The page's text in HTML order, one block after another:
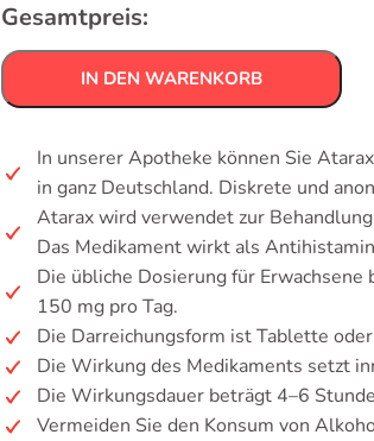
Gesamtpreis:
IN DEN WARENKORB
In unserer Apotheke können Sie
in ganz Deutschland. Diskrete und
Atarax wird verwendet zur
Das Medikament wirkt als
Die übliche Dosierung für
150 mg pro Tag.
Die Darreichungsform ist Tablette
Die Wirkung des Medikaments setzt
Die Wirkungsdauer beträgt 4–6
Vermeiden Sie den Konsum von